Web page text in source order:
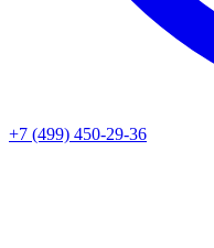
+7 (499) 450-29-36